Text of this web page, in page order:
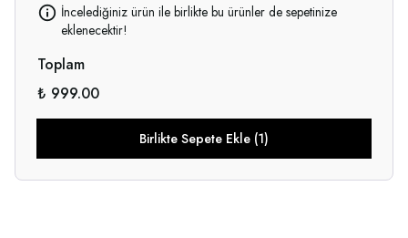
İncelediğiniz ürün ile birlikte bu ürünler de sepetinize
eklenecektir!
Toplam
₺ 999.00
Birlikte Sepete Ekle (1)